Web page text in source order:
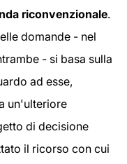
riconvenzionale.
domande - nel
- si basa sulla
ad esse,
un'ulteriore
di decisione
il ricorso con cui